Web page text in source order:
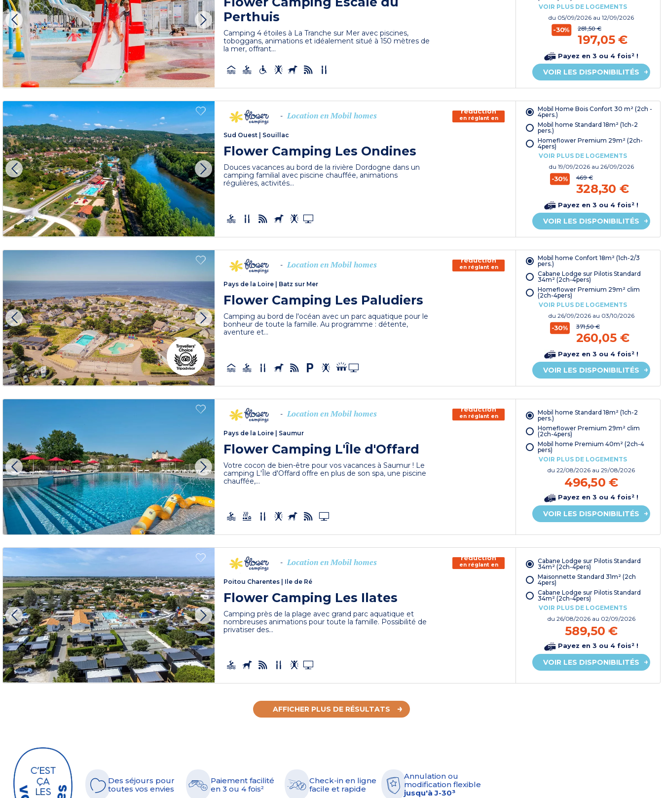
Perthuis
Camping 4 étoiles à La Tranche sur Mer avec piscines,
toboggans, animations et idéalement situé à 150 mètres de
la mer, offrant...
VOIR PLUS DE LOGEMENTS
du 05/09/2026 au 12/09/2026
-30% 281,50 €
197,05 €
Payez en 3 ou 4 fois² !
VOIR LES DISPONIBILITÉS
- Location en Mobil homes
Sud Ouest Souillac
Flower Camping Les Ondines
Douces vacances au bord de la rivière Dordogne dans un
camping familial avec piscine chauffée, animations
régulières, activités...
150€ de
réduction
en réglant en
chèque
Mobil Home Bois Confort 30 m² (2ch -
4pers.)
Mobil home Standard 18m² (1ch-2
pers.)
Homeflower Premium 29m² (2ch-
4pers)
VOIR PLUS DE LOGEMENTS
du 19/09/2026 au 26/09/2026
-30% 469 €
328,30 €
Payez en 3 ou 4 fois² !
VOIR LES DISPONIBILITÉS
- Location en Mobil homes
Pays de la Loire Batz sur Mer
Flower Camping Les Paludiers
Camping au bord de l'océan avec un parc aquatique pour le
bonheur de toute la famille. Au programme : détente,
aventure et...
150€ de
réduction
en réglant en
chèque
Mobil home Confort 18m² (1ch-2/3
pers.)
Cabane Lodge sur Pilotis Standard
34m² (2ch-4pers)
Homeflower Premium 29m² clim
(2ch-4pers)
VOIR PLUS DE LOGEMENTS
du 26/09/2026 au 03/10/2026
-30% 371,50 €
260,05 €
Payez en 3 ou 4 fois² !
VOIR LES DISPONIBILITÉS
- Location en Mobil homes
Pays de la Loire Saumur
Flower Camping L'Île d'Offard
Votre cocon de bien-être pour vos vacances à Saumur ! Le
camping L'Île d'Offard offre en plus de son spa, une piscine
chauffée,...
150€ de
réduction
en réglant en
chèque
Mobil home Standard 18m² (1ch-2
pers.)
Homeflower Premium 29m² clim
(2ch-4pers)
Mobil home Premium 40m² (2ch-4
pers)
VOIR PLUS DE LOGEMENTS
du22/08/2026 au 29/08/2026
496,50 €
Payez en 3 ou 4 fois² !
VOIR LES DISPONIBILITÉS
- Location en Mobil homes
Poitou Charentes Ile de Ré
Flower Camping Les Ilates
Camping près de la plage avec grand parc aquatique et
nombreuses animations pour toute la famille. Possibilité de
privatiser des...
150€ de
réduction
en réglant en
chèque
Cabane Lodge sur Pilotis Standard
34m² (2ch-4pers)
Maisonnette Standard 31m² (2ch
4pers)
Cabane Lodge sur Pilotis Standard
34m² (2ch-4pers)
VOIR PLUS DE LOGEMENTS
du 26/08/2026 au 02/09/2026
589,50 €
Payez en 3 ou 4 fois² !
VOIR LES DISPONIBILITÉS
AFFICHER PLUS DE RÉSULTATS
Des séjours pour
toutes vos envies
Paiement facilité
en 3 ou 4 fois²
Check-in en ligne
facile et rapide
Annulation ou
modification flexible
jusqu'à J-30³